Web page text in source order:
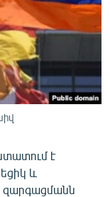
է
և
զարգացմանն